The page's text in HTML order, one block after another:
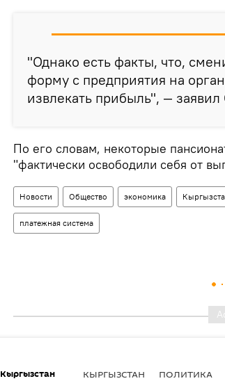
"Однако есть факты, что,
форму с предприятия на
извлекать прибыль", — заявил
По его словам, некоторые
"фактически освободили себя от
Новости Общество экономика
платежная система
Кыргызстан КЫРГЫЗСТАН ПОЛИТИКА